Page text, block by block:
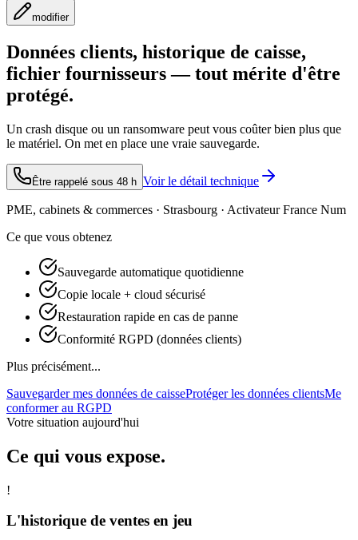
modifier
Données clients, historique de caisse,
fichier fournisseurs — tout mérite d'être
protégé.
Un crash disque ou un ransomware peut vous coûter bien plus que
le matériel. On met en place une vraie sauvegarde.
Être rappelé sous 48 h Voir le détail technique
PME, cabinets & commerces · Strasbourg · Activateur France Num
Ce que vous obtenez
Sauvegarde automatique quotidienne
Copie locale + cloud sécurisé
Restauration rapide en cas de panne
Conformité RGPD (données clients)
Plus précisément...
Sauvegarder mes données de caisseProtéger les données clientsMe
conformer au RGPD
Votre situation aujourd'hui
Ce qui vous expose.
!
L'historique de ventes en jeu